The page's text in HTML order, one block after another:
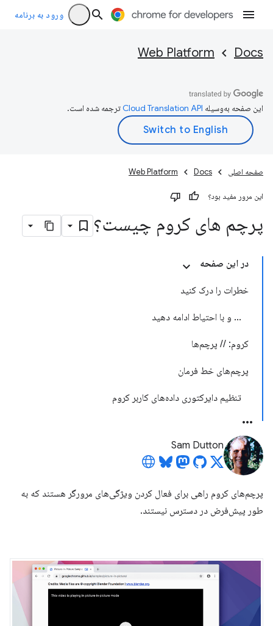
ورود به برنامه
Docs
Web Platform
این صفحه به‌وسیله ترجمه شده است.
صفحه اصلی Docs
Web Platform
این مرور مفید بود؟
پرچم های کروم چیست؟
در این صفحه
خطرات را درک کنید
... و با احتیاط ادامه دهید
کروم: // پرچم‌ها
پرچم‌های خط فرمان
تنظیم دایرکتوری داده‌های کاربر کروم
Sam Dutton
پرچم‌های کروم راهی برای فعال کردن ویژگی‌های مرورگر هستند که به
طور پیش‌فرض در دسترس نیستند.